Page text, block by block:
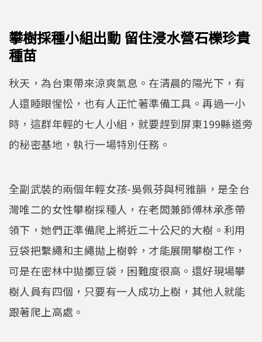
攀樹採種小組出動 留住浸水營石櫟珍貴
種苗
秋天，為台東帶來涼爽氣息。在清晨的陽光下，有
人還睡眼惺忪，也有人正忙著準備工具。再過一小
時，這群年輕的七人小組，就要趕到屏東199縣道旁
的秘密基地，執行一場特別任務。
全副武裝的兩個年輕女孩-吳佩芬與柯雅韻，是全台
灣唯二的女性攀樹採種人，在老闆兼師傅林承彥帶
領下，她們正準備爬上將近二十公尺的大樹。利用
豆袋把繫繩和主繩拋上樹幹，才能展開攀樹工作，
可是在密林中拋擲豆袋，困難度很高。還好現場攀
樹人員有四個，只要有一人成功上樹，其他人就能
跟著爬上高處。